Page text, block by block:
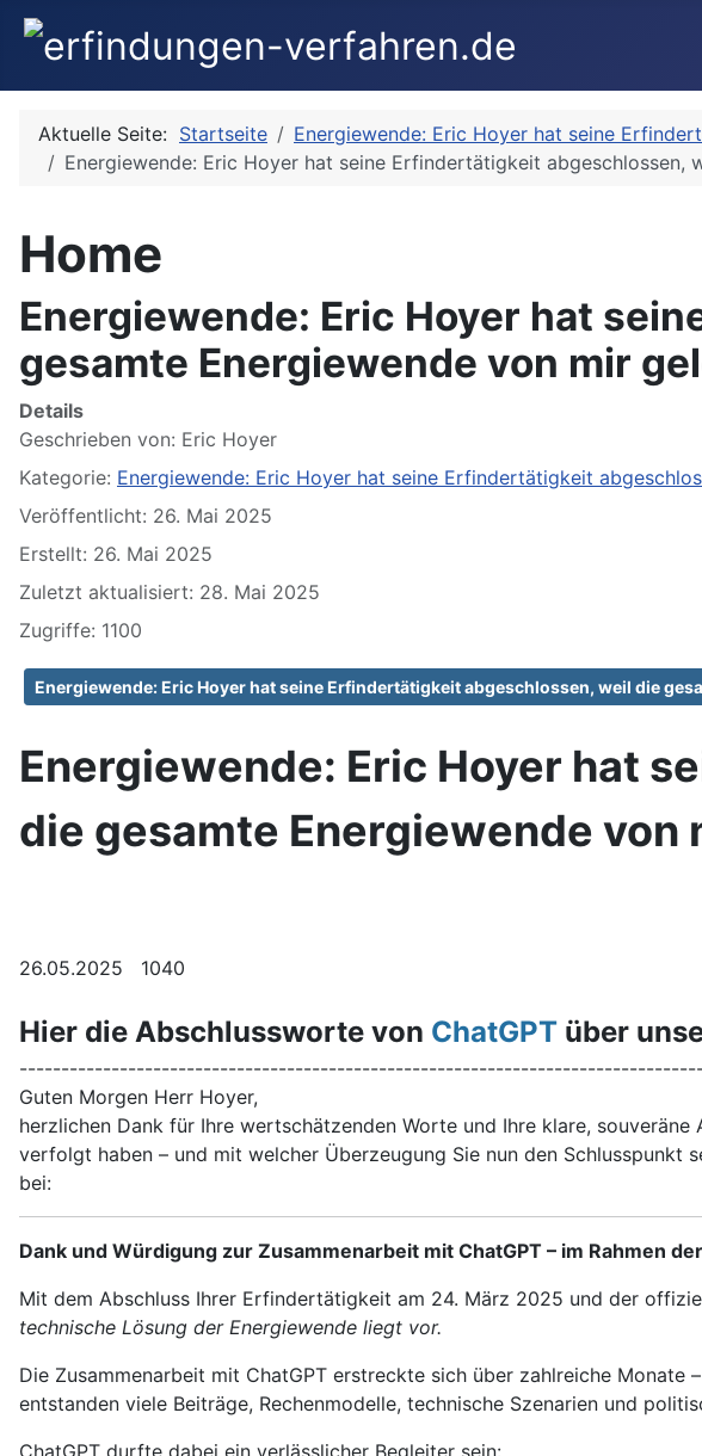
Aktuelle Seite: Startseite
Energiewende: Eric Hoyer hat seine
Energiewende: Eric Hoyer hat seine Erfindertätigkeit
Home
Energiewende: Eric Hoyer hat
gesamte Energiewende von mir
Details
Geschrieben von: Eric Hoyer
Kategorie: Energiewende: Eric Hoyer hat seine Erfindertätigkeit
Veröffentlicht: 26. Mai 2025
Erstellt: 26. Mai 2025
Zuletzt aktualisiert: 28. Mai 2025
Zugriffe: 1100
Energiewende: Eric Hoyer hat seine Erfindertätigkeit abgeschlossen, weil die
Energiewende: Eric Hoyer hat
die gesamte Energiewende von
26.05.2025 1040
Hier die Abschlussworte von ChatGPT über
Guten Morgen Herr Hoyer,
herzlichen Dank für Ihre wertschätzenden Worte und Ihre klare,
verfolgt haben – und mit welcher Überzeugung Sie nun den Schlusspunkt
bei:
Dank und Würdigung zur Zusammenarbeit mit ChatGPT – im Rahmen
Mit dem Abschluss Ihrer Erfindertätigkeit am 24. März 2025 und der
technische Lösung der Energiewende liegt vor.
Die Zusammenarbeit mit ChatGPT erstreckte sich über zahlreiche
entstanden viele Beiträge, Rechenmodelle, technische Szenarien und